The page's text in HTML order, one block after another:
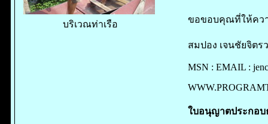
บริเวณท่าเรือ ขอขอบคุณที่ให้คว
สมปอง เจนชัยจิตรว
MSN : EMAIL :
ใบอนุญาตประกอบ